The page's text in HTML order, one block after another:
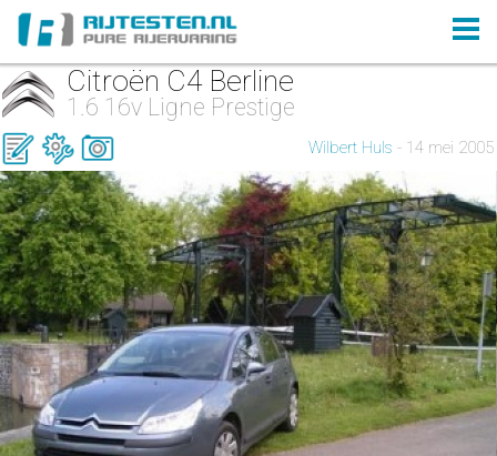
Citroën C4 Berline
1.6 16v Ligne Prestige
Wilbert Huls - 14 mei 2005